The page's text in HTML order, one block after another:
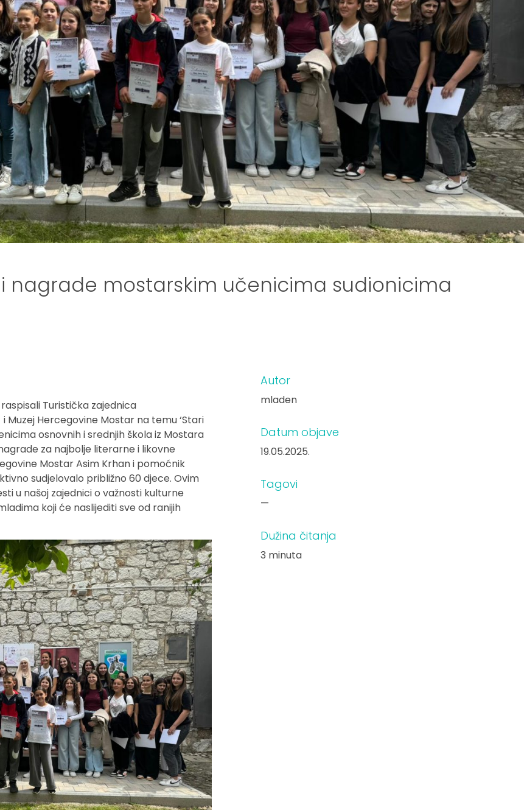
nagrade mostarskim učenicima sudionicima
Turistička zajednica
Hercegovine Mostar na temu ‘Stari
osnovnih i srednjih škola iz Mostara
za najbolje literarne i likovne
Mostar Asim Krhan i pomoćnik
sudjelovalo približno 60 djece. Ovim
u našoj zajednici o važnosti kulturne
koji će naslijediti sve od ranijih
Autor
mladen
Datum objave
19.05.2025.
Tagovi
—
Dužina čitanja
3 minuta